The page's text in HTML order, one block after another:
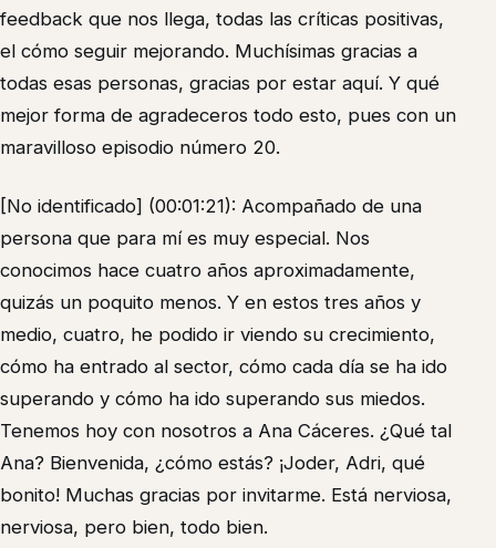
feedback que nos llega, todas las críticas positivas,
el cómo seguir mejorando. Muchísimas gracias a
todas esas personas, gracias por estar aquí. Y qué
mejor forma de agradeceros todo esto, pues con un
maravilloso episodio número 20.
[No identificado] (00:01:21): Acompañado de una
persona que para mí es muy especial. Nos
conocimos hace cuatro años aproximadamente,
quizás un poquito menos. Y en estos tres años y
medio, cuatro, he podido ir viendo su crecimiento,
cómo ha entrado al sector, cómo cada día se ha ido
superando y cómo ha ido superando sus miedos.
Tenemos hoy con nosotros a Ana Cáceres. ¿Qué tal
Ana? Bienvenida, ¿cómo estás? ¡Joder, Adri, qué
bonito! Muchas gracias por invitarme. Está nerviosa,
nerviosa, pero bien, todo bien.